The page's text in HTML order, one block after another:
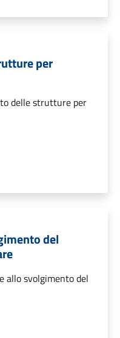
per
delle strutture per
del
allo svolgimento del